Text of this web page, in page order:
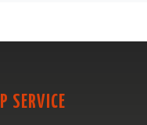
SERVICE